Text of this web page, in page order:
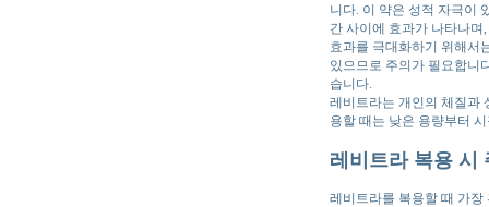
니다. 이 약은 성적 자극이
간 사이에 효과가 나타나
효과를 극대화하기 위해서
있으므로 주의가 필요합니
습니다.
레비트라는 개인의 체질과
용할 때는 낮은 용량부터
레비트라 복용 시
레비트라를 복용할 때 가장